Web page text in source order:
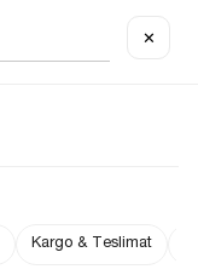
✕
Kargo & Teslimat